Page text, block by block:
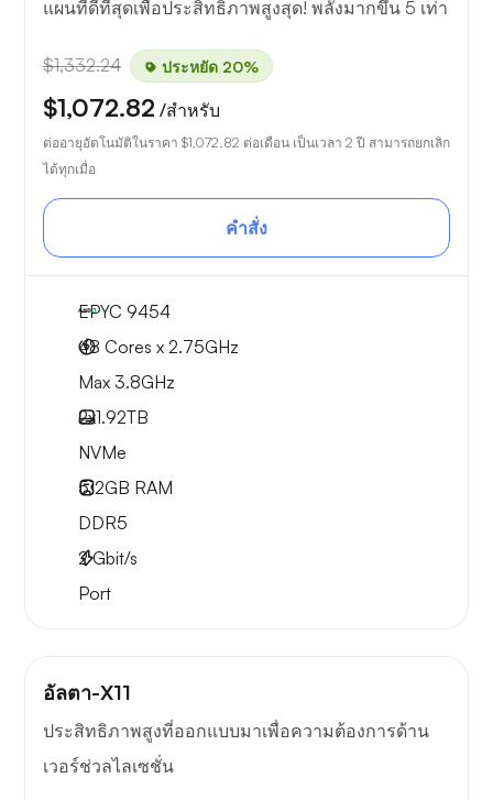
แผนที่ดีที่สุดเพื่อประสิทธิภาพสูงสุด! พลังมากขึ้น 5 เท่า
$1,332.24 ประหยัด 20%
$1,072.82 /สำหรับ
ต่ออายุอัตโนมัติในราคา $1,072.82 ต่อเดือน เป็นเวลา 2 ปี สามารถยกเลิก
ได้ทุกเมื่อ
คำสั่ง
EPYC 9454
48 Cores x 2.75GHz
Max 3.8GHz
2x1.92TB
NVMe
512GB RAM
DDR5
2Gbit/s
Port
อัลตา-X11
ประสิทธิภาพสูงที่ออกแบบมาเพื่อความต้องการด้าน
เวอร์ช่วลไลเซชั่น